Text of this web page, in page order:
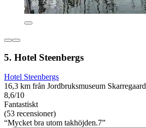
5. Hotel Steenbergs
Hotel Steenbergs
16,3 km från Jordbruksmuseum Skarregaard
8,6/10
Fantastiskt
(53 recensioner)
“Mycket bra utom takhöjden.7”